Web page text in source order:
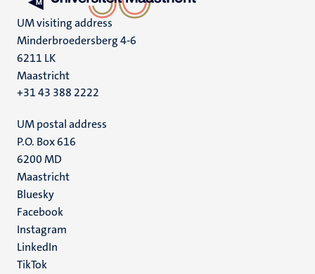
UM visiting address
Minderbroedersberg 4-6
6211 LK
Maastricht
+31 43 388 2222
UM postal address
P.O. Box 616
6200 MD
Maastricht
Social
media
Bluesky
Facebook
Instagram
LinkedIn
TikTok